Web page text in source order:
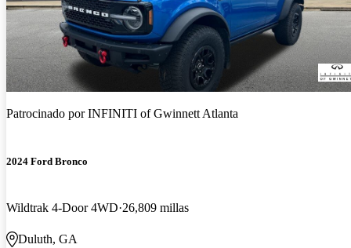
Patrocinado porINFINITI of Gwinnett Atlanta
2024 Ford Bronco
Wildtrak 4-Door 4WD 26,809 millas
Duluth, GA